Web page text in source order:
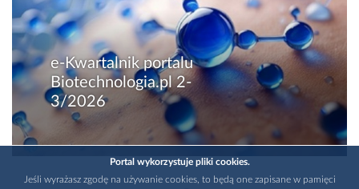
e-Kwartalnik portalu
Biotechnologia.pl 2-
3/2026
Portal wykorzystuje pliki cookies.
Jeśli wyrażasz zgodę na używanie cookies, to będą one zapisane w pamięci